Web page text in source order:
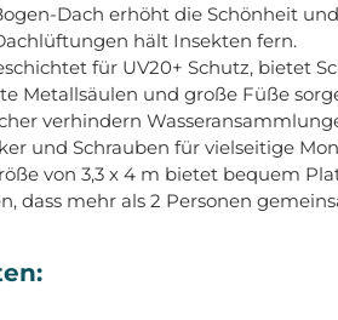
Dach erhöht die Schönheit
hält Insekten fern.
für UV20+ Schutz, bietet
Metallsäulen und große Füße
verhindern
und Schrauben für vielseitige
von 3,3 x 4 m bietet bequem
dass mehr als 2 Personen